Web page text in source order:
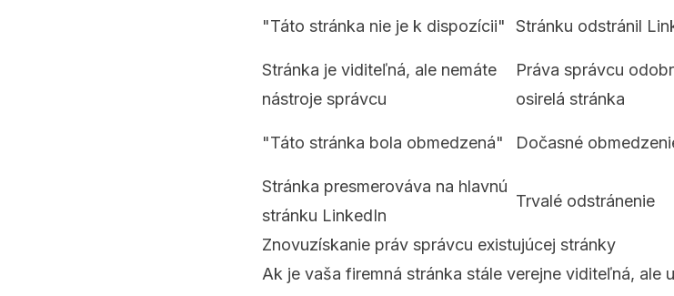
"Táto stránka nie je k dispozícii" Stránku odstránil
Stránka je viditeľná, ale nemáte
nástroje správcu
Práva správcu
osirelá stránka
"Táto stránka bola obmedzená" Dočasné
Stránka presmerováva na hlavnú
stránku LinkedIn
Trvalé odstránenie
Znovuzískanie práv správcu existujúcej stránky
Ak je vaša firemná stránka stále verejne viditeľná,